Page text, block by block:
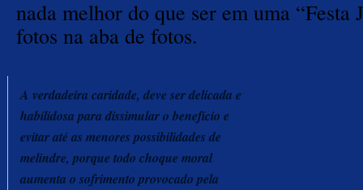
nada melhor do que ser em uma “Festa
fotos na aba de fotos.
A verdadeira caridade, deve ser delicada e
habilidosa para dissimular o benefício e
evitar até as menores possibilidades de
melindre, porque todo choque moral
aumenta o sofrimento provocado pela